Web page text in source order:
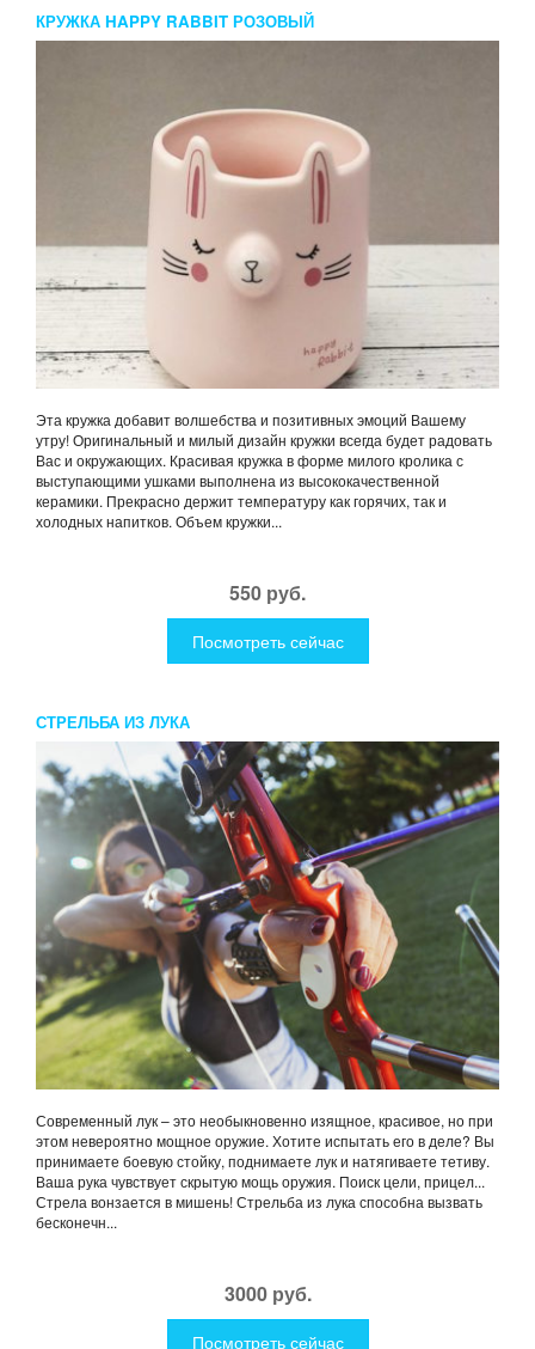
КРУЖКА HAPPY RABBIT РОЗОВЫЙ
Эта кружка добавит волшебства и позитивных эмоций Вашему
утру! Оригинальный и милый дизайн кружки всегда будет радовать
Вас и окружающих. Красивая кружка в форме милого кролика с
выступающими ушками выполнена из высококачественной
керамики. Прекрасно держит температуру как горячих, так и
холодных напитков. Объем кружки...
550 руб.
Посмотреть сейчас
СТРЕЛЬБА ИЗ ЛУКА
Современный лук – это необыкновенно изящное, красивое, но при
этом невероятно мощное оружие. Хотите испытать его в деле? Вы
принимаете боевую стойку, поднимаете лук и натягиваете тетиву.
Ваша рука чувствует скрытую мощь оружия. Поиск цели, прицел...
Стрела вонзается в мишень! Стрельба из лука способна вызвать
бесконечн...
3000 руб.
Посмотреть сейчас